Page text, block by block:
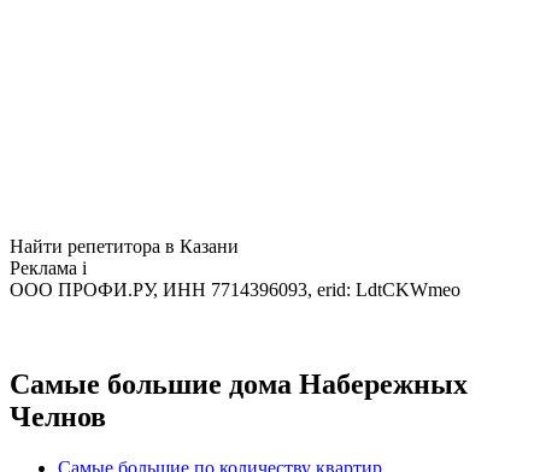
Найти репетитора в Казани
Реклама i
ООО ПРОФИ.РУ, ИНН 7714396093, erid: LdtCKWmeo
Самые большие дома Набережных
Челнов